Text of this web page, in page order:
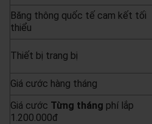
Băng thông quốc tế cam kết tối
thiểu
Thiết bị trang bị
Giá cước hàng tháng
Giá cước Từng tháng phí lắp
1.200.000đ